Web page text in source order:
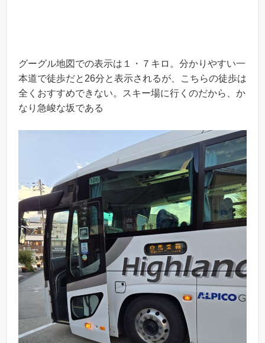
グーグル地図での表示は１・７キロ。分かりやすい一
本道で徒歩だと26分と表示されるが、こちらの徒歩は
全くおすすめできない。スキー場に行くのだから、か
なり急峻な坂である